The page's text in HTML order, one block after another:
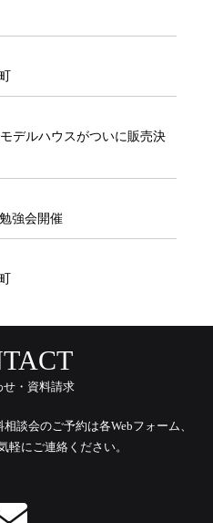
デルハウスがついに販売決
強会開催
せ・資料請求
談会のご予約は各Webフォーム、
軽にご連絡ください。